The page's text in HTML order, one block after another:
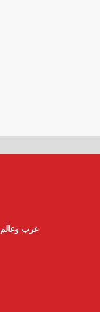
عرب وعالم